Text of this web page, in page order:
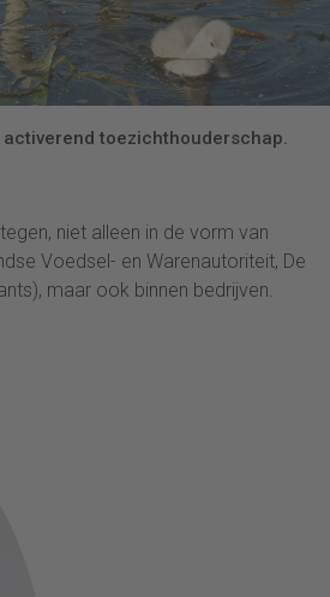
toezichthouderschap.
niet alleen in de vorm van
Voedsel- en Warenautoriteit, De
maar ook binnen bedrijven.